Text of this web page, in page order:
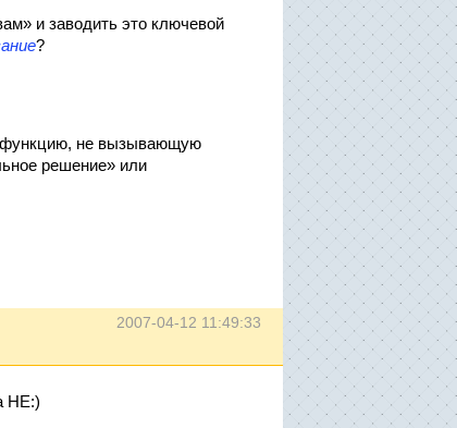
и заводить это ключевой
?
функцию, не вызывающую
решение» или
2007-04-12 11:49:33
НЕ:)